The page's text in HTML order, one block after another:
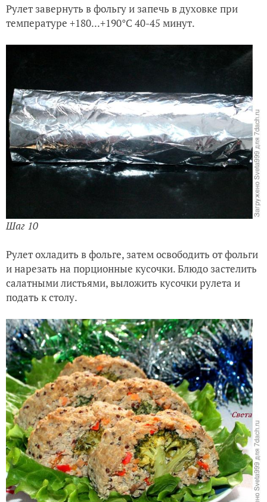
Рулет завернуть в фольгу и запечь в духовке при
температуре +180...+190°С 40-45 минут.
Шаг 10
Рулет охладить в фольге, затем освободить от фольги
и нарезать на порционные кусочки. Блюдо застелить
салатными листьями, выложить кусочки рулета и
подать к столу.